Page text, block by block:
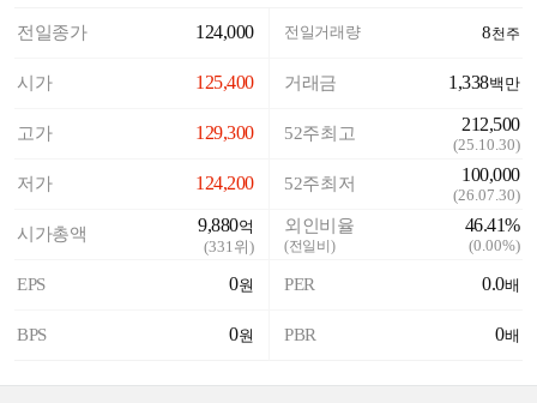
전일종가 124,000
시가 125,400
고가 129,300
저가 124,200
시가총액 9,880억
(331위)
EPS 0원
BPS 0원
전일거래량 8천주
거래금 1,338백만
52주최고 212,500
(25.10.30)
52주최저 100,000
(26.07.30)
외인비율
(전일비)
46.41%
(0.00%)
PER 0.0배
PBR 0배